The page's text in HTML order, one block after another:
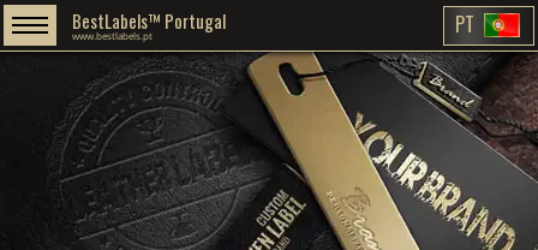
BestLabels™ Portugal
www.bestlabels.pt PT